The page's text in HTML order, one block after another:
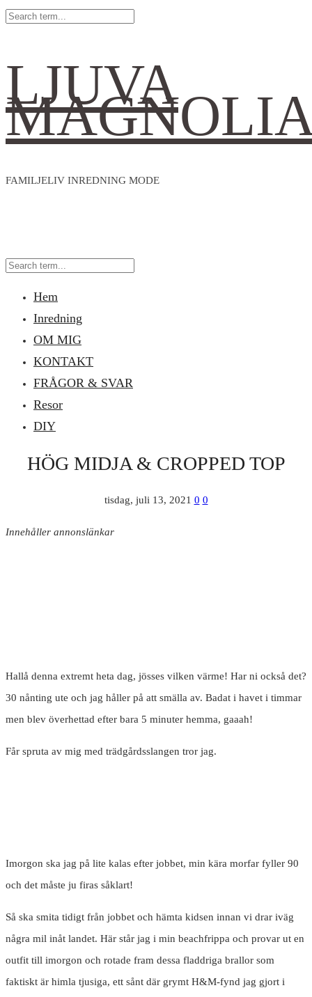
LJUVA
FAMILJELIV INREDNING MODE
Hem
Inredning
OM MIG
KONTAKT
FRÅGOR & SVAR
Resor
DIY
HÖG MIDJA & CROPPED TOP
tisdag, juli 13, 2021 0 0
Innehåller annonslänkar
Hallå denna extremt heta dag, jösses vilken värme! Har ni också det?
30 nånting ute och jag håller på att smälla av. Badat i havet i timmar
men blev överhettad efter bara 5 minuter hemma, gaaah!
Får spruta av mig med trädgårdsslangen tror jag.
Imorgon ska jag på lite kalas efter jobbet, min kära morfar fyller 90
och det måste ju firas såklart!
Så ska smita tidigt från jobbet och hämta kidsen innan vi drar iväg
några mil inåt landet. Här står jag i min beachfrippa och provar ut en
outfit till imorgon och rotade fram dessa fladdriga brallor som
faktiskt är himla tjusiga, ett sånt där grymt H&M-fynd jag gjort i